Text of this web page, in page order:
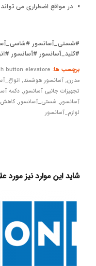
در مواقع اضطراری می
#شستی_آسانسور
#کلید_آسانسور #آسانسور
برچسب ها: button elevatore
مدرن, آسانسور هوشمند,
تجهیزات جانبی آسانسور, دکمه
آسانسور, شستی_آسانسور, کاهش
لوازم_آسانسور
شاید این موارد نیز مورد